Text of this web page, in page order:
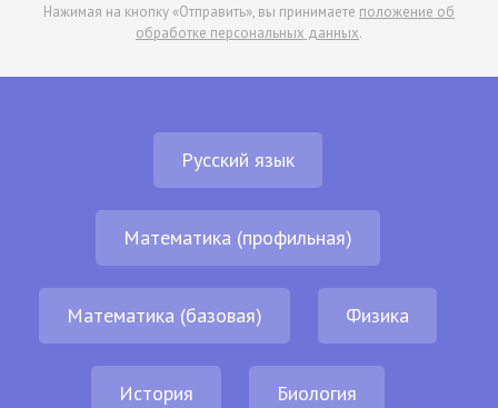
Нажимая на кнопку «Отправить», вы принимаете положение об
обработке персональных данных.
Русский язык
Математика (профильная)
Математика (базовая) Физика
История Биология